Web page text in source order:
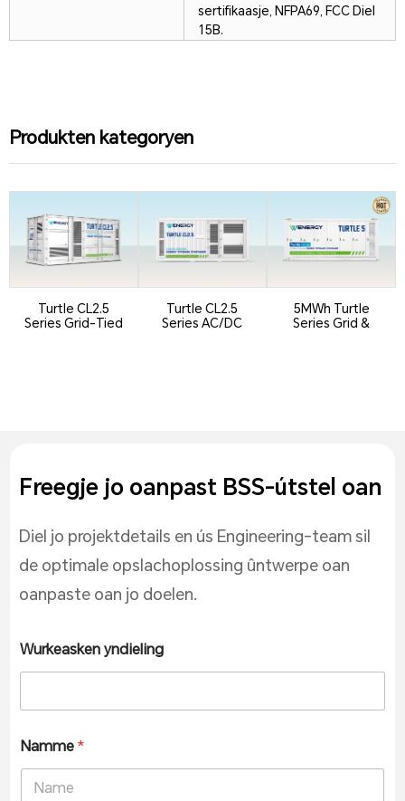
sertifikaasje, NFPA69, FCC Diel
15B.
Produkten kategoryen
Turtle CL2.5
Series Grid-Tied
Turtle CL2.5
Series AC/DC
5MWh Turtle
Series Grid &
Freegje jo oanpast BSS-útstel oan
Diel jo projektdetails en ús Engineering-team sil
de optimale opslachoplossing ûntwerpe oan
oanpaste oan jo doelen.
Wurkeasken yndieling
Namme*